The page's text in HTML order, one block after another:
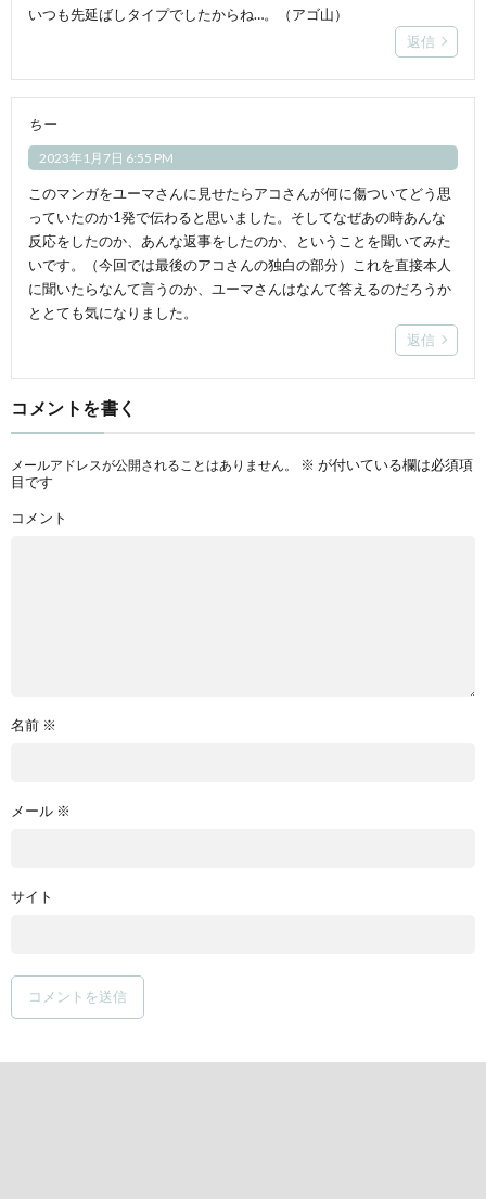
いつも先延ばしタイプでしたからね…。（アゴ山）
返信
ちー
2023年1月7日 6:55 PM
このマンガをユーマさんに見せたらアコさんが何に傷ついてどう思
っていたのか1発で伝わると思いました。そしてなぜあの時あんな
反応をしたのか、あんな返事をしたのか、ということを聞いてみた
いです。（今回では最後のアコさんの独白の部分）これを直接本人
に聞いたらなんて言うのか、ユーマさんはなんて答えるのだろうか
ととても気になりました。
返信
コメントを書く
メールアドレスが公開されることはありません。 ※ が付いている欄は必須項
目です
コメント
名前 ※
メール ※
サイト